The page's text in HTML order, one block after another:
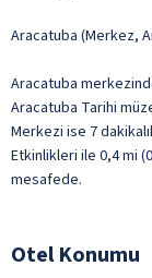
Aracatuba (Merkez,
Aracatuba
Aracatuba Tarihi
Merkezi ise 7
Etkinlikleri ile 0,4 mi
mesafede.
Otel Konumu